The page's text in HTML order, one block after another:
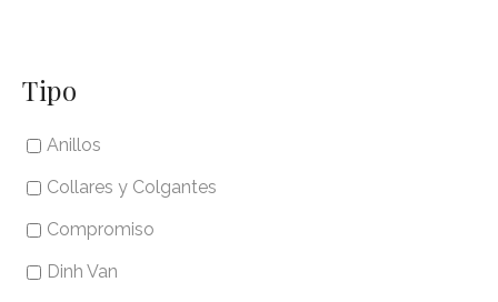
Tipo
Anillos
Collares y Colgantes
Compromiso
Dinh Van